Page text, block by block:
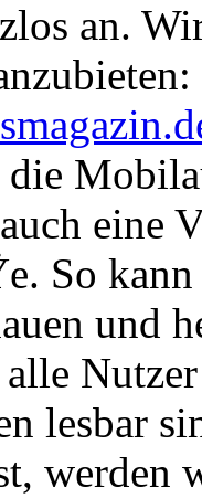
an.
die
eine
So kann
und
lesbar
werden